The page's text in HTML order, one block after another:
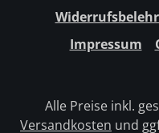
Impressum
Alle Preise inkl.
Versandkosten und